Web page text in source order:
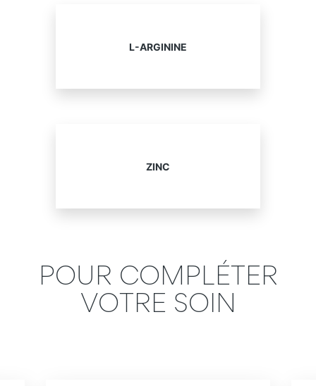
L-ARGININE
ZINC
POUR COMPLÉTER
VOTRE SOIN